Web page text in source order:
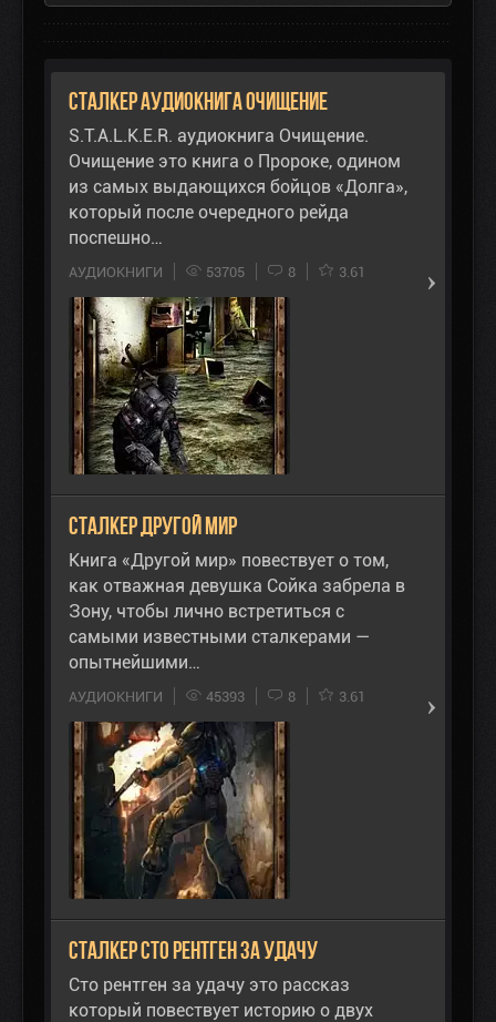
Сталкер аудиокнига Очищение
S.T.A.L.K.E.R. аудиокнига Очищение.
Очищение это книга о Пророке, одином
из самых выдающихся бойцов «Долга»,
который после очередного рейда
поспешно…
АУДИОКНИГИ 53705 8 3.61
Сталкер Другой Мир
Книга «Другой мир» повествует о том,
как отважная девушка Сойка забрела в
Зону, чтобы лично встретиться с
самыми известными сталкерами —
опытнейшими…
АУДИОКНИГИ 45393 8 3.61
Сталкер Сто рентген за удачу
Сто рентген за удачу это рассказ
который повествует историю о двух